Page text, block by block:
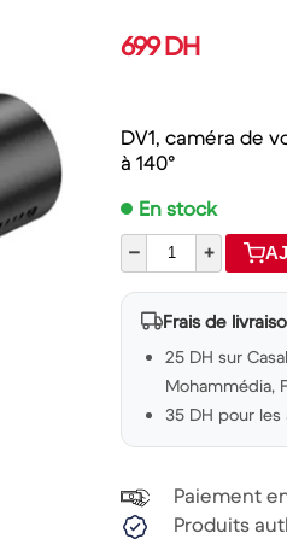
699 DH
DV1, caméra de
à 140°
En stock
–
+
Frais de
25 DH sur
Mohammédia,
35 DH pour
Paiement
Produits